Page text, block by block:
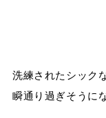
洗練されたシック
瞬通り過ぎそうに